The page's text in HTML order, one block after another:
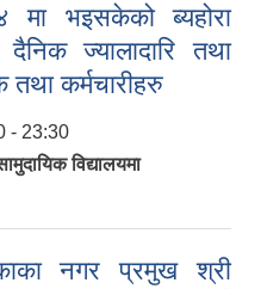
मा भइसकेको ब्यहोरा
ज्यालादारि तथा
तथा कर्मचारीहरु
- 23:30
विद्यालयमा
भइसकेको ब्यहोरा जानकारी
नगर प्रमुख श्री